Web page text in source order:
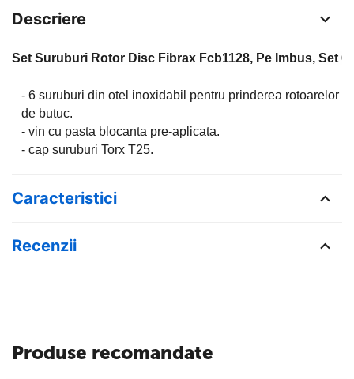
Descriere
Set Suruburi Rotor Disc Fibrax Fcb1128, Pe Imbus, Set 6
- 6 suruburi din otel inoxidabil pentru prinderea rotoarelor
de butuc.
- vin cu pasta blocanta pre-aplicata.
- cap suruburi Torx T25.
Caracteristici
Recenzii
Produse recomandate